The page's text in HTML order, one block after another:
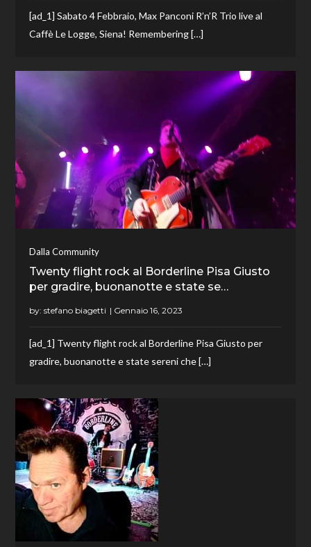
[ad_1] Sabato 4 Febbraio, Max Panconi R’n’R Trio live al
Caffè Le Logge, Siena! Remembering […]
Dalla Community
Twenty flight rock al Borderline Pisa Giusto
per gradire, buonanotte e state se…
by:stefano biagetti
[ad_1] Twenty flight rock al Borderline Pisa Giusto per
gradire, buonanotte e state sereni che […]